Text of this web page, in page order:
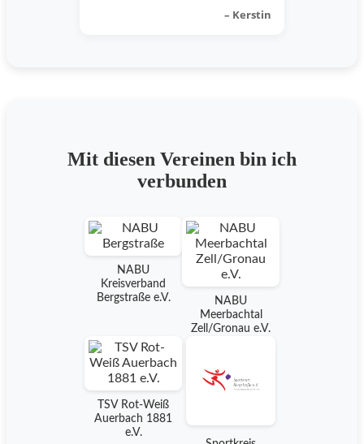
– Kerstin
Mit diesen Vereinen bin ich
verbunden
NABU
Kreisverband
Bergstraße e.V.
NABU
Meerbachtal
Zell/Gronau e.V.
TSV Rot-Weiß
Auerbach 1881
e.V.